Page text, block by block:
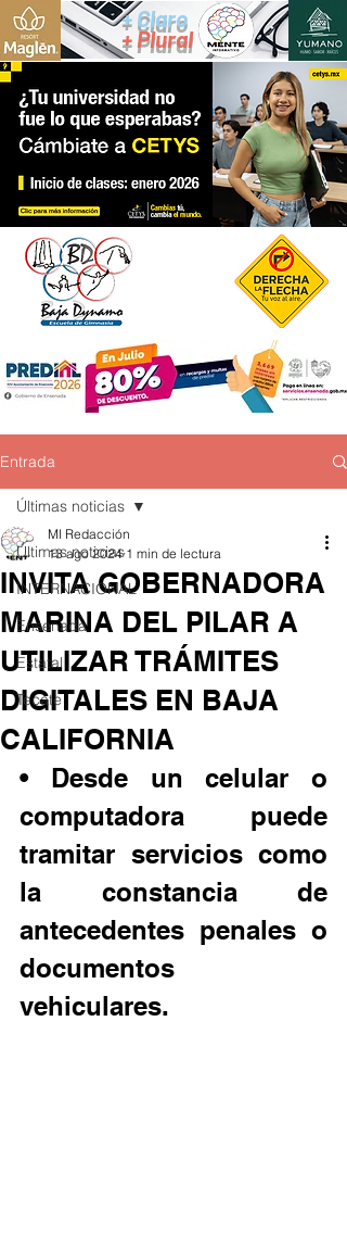
+ Claro
+ Plural
Entrada
Últimas noticias
INTERNACIONAL
Ensenada
Estatal
Tecate
Últimas noticias
INVITA GOBERNADORA
MARINA DEL PILAR A
UTILIZAR TRÁMITES
DIGITALES EN BAJA
CALIFORNIA
MI Redacción
13 ago 2024 1 min de lectura
• Desde un celular o
computadora puede
tramitar servicios como
la constancia de
antecedentes penales o
documentos
vehiculares.